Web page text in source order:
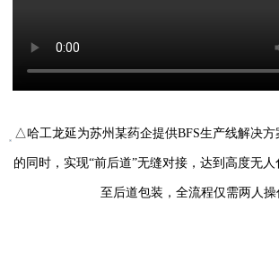
△哈工龙延为苏州某药企提供BFS生产线解决方
的同时，实现“前后道”无缝对接，达到高度无
至后道包装，全流程仅需两人操